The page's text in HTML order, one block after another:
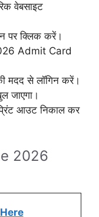
वेबसाइट
पर क्लिक करें।
Admit Card
मदद से लॉगिन करें।
जाएगा।
आउट निकाल कर
2026